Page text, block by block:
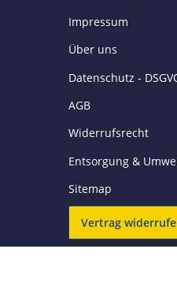
Impressum
Über uns
Datenschutz -
AGB
Widerrufsrecht
Entsorgung &
Sitemap
Vertrag